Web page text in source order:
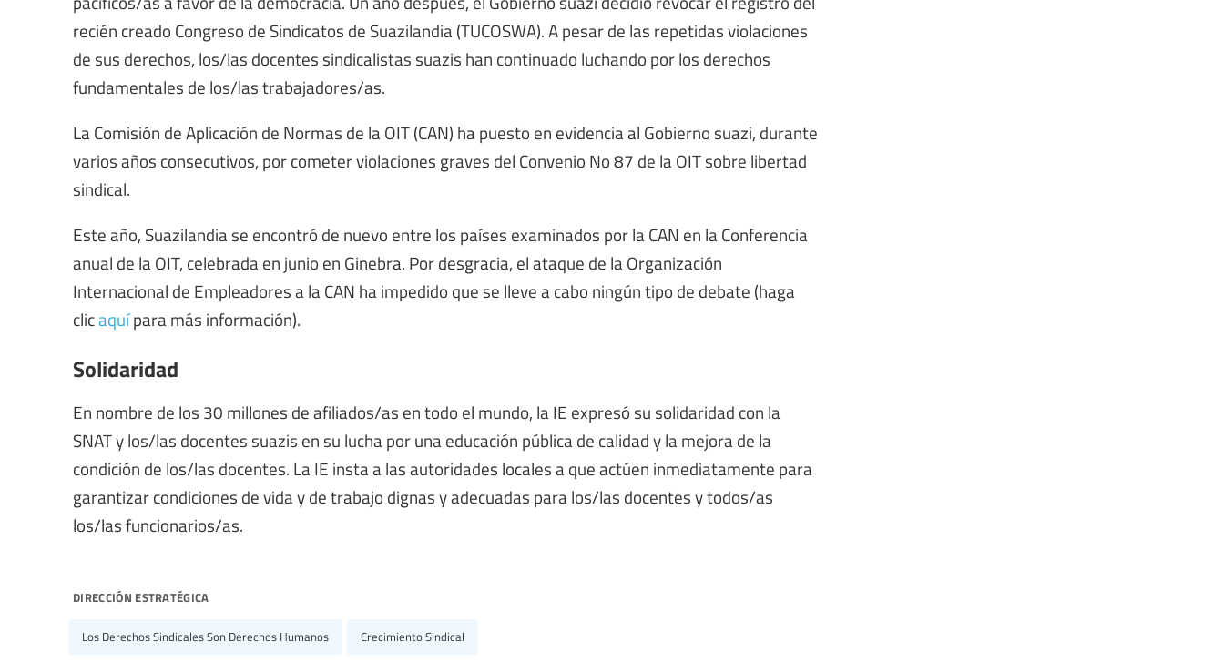
recién creado Congreso de Sindicatos de Suazilandia (TUCOSWA). A pesar de las repetidas violaciones
de sus derechos, los/las docentes sindicalistas suazis han continuado luchando por los derechos
fundamentales de los/las trabajadores/as.
La Comisión de Aplicación de Normas de la OIT (CAN) ha puesto en evidencia al Gobierno suazi, durante
varios años consecutivos, por cometer violaciones graves del Convenio No 87 de la OIT sobre libertad
sindical.
Este año, Suazilandia se encontró de nuevo entre los países examinados por la CAN en la Conferencia
anual de la OIT, celebrada en junio en Ginebra. Por desgracia, el ataque de la Organización
Internacional de Empleadores a la CAN ha impedido que se lleve a cabo ningún tipo de debate (haga
clicaquípara más información).
Solidaridad
En nombre de los 30 millones de afiliados/as en todo el mundo, la IE expresó su solidaridad con la
SNAT y los/las docentes suazis en su lucha por una educación pública de calidad y la mejora de la
condición de los/las docentes. La IE insta a las autoridades locales a que actúen inmediatamente para
garantizar condiciones de vida y de trabajo dignas y adecuadas para los/las docentes y todos/as
los/las funcionarios/as.
dirección estratégica
Los Derechos Sindicales Son Derechos Humanos Crecimiento Sindical